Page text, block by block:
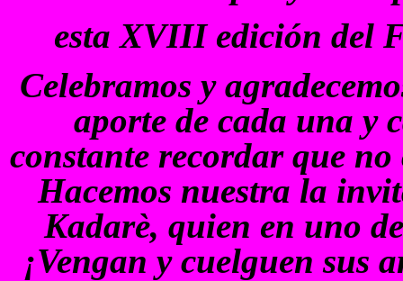
esta XVIII edición del
Celebramos y
aporte de cada una y
constante recordar que
Hacemos nuestra la
Kadarè, quien en uno
¡Vengan y cuelguen sus